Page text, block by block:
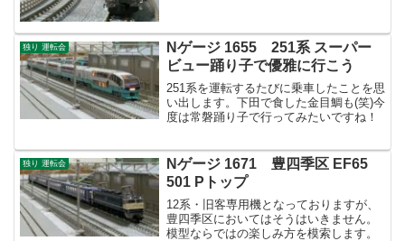
独り 運転会
Nゲージ 1655 251系 スーパー
ビュー踊り子で優雅に行こう
251系を運転するたびに乗車したことを思
い出します。下田で食した金目鯛も(笑)今
度は常磐踊り子で行ってみたいですね！
独り 運転会
Nゲージ 1671 豊四季区 EF65
501 Pトップ
12系・旧客専用機となっておりますが、
豊四季区においてはそうはいきません。
模型ならではの楽しみ方を模索します。